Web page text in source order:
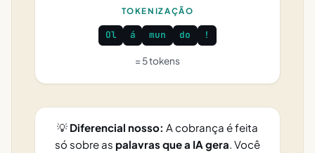
TOKENIZAÇÃO
Ol á mun do !
= 5 tokens
💡 Diferencial nosso: A cobrança é feita
só sobre as palavras que a IA gera . Você